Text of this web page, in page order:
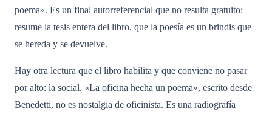
poema». Es un final autorreferencial que no resulta gratuito:
resume la tesis entera del libro, que la poesía es un brindis que
se hereda y se devuelve.
Hay otra lectura que el libro habilita y que conviene no pasar
por alto: la social. «La oficina hecha un poema», escrito desde
Benedetti, no es nostalgia de oficinista. Es una radiografía